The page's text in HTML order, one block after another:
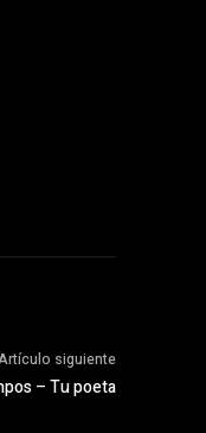
siguiente
– Tu poeta